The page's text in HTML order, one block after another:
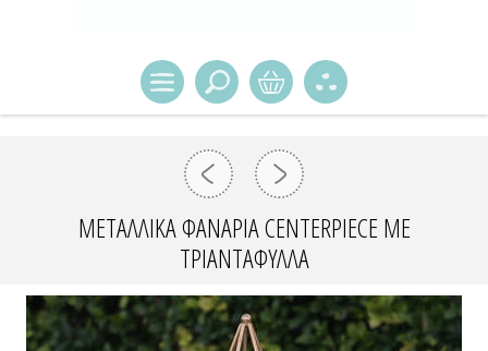
ΜΕΤΑΛΛΙΚΆ ΦΑΝΆΡΙΑ CENTERPIECE ΜΕ
ΤΡΙΑΝΤΆΦΥΛΛΑ